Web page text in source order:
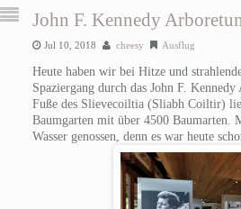
John F. Kennedy
Jul 10, 2018 cheesy Ausflug
Heute haben wir bei Hitze und
Spaziergang durch das John F.
Fuße des Slievecoiltia (Sliabh Coiltir)
Baumgarten mit über 4500 Baumarten.
Wasser genossen, denn es war heute